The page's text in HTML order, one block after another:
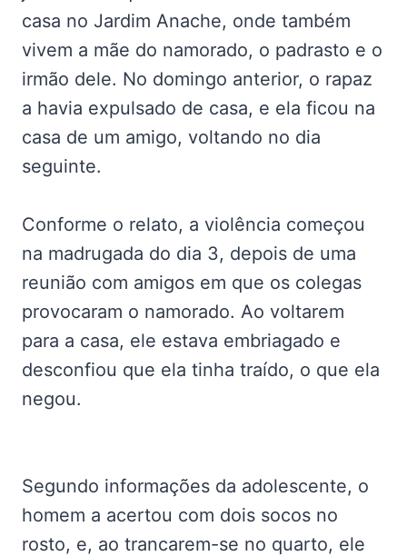
casa no Jardim Anache, onde também
vivem a mãe do namorado, o padrasto e o
irmão dele. No domingo anterior, o rapaz
a havia expulsado de casa, e ela ficou na
casa de um amigo, voltando no dia
seguinte.
Conforme o relato, a violência começou
na madrugada do dia 3, depois de uma
reunião com amigos em que os colegas
provocaram o namorado. Ao voltarem
para a casa, ele estava embriagado e
desconfiou que ela tinha traído, o que ela
negou.
Segundo informações da adolescente, o
homem a acertou com dois socos no
rosto, e, ao trancarem-se no quarto, ele